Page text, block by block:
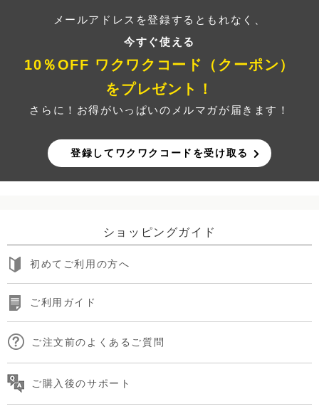
メールアドレスを登録するともれなく、
今すぐ使える
10％OFF ワクワクコード（クーポン）
をプレゼント！
さらに！お得がいっぱいのメルマガが届きます！
登録してワクワクコードを受け取る
ショッピングガイド
初めてご利用の方へ
ご利用ガイド
ご注文前のよくあるご質問
ご購入後のサポート